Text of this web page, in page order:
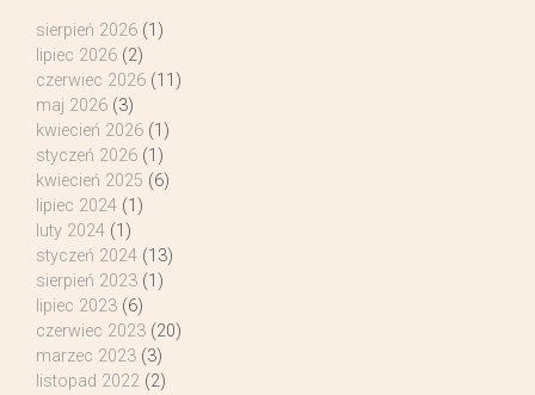
sierpień 2026 (1)
lipiec 2026 (2)
czerwiec 2026 (11)
maj 2026 (3)
kwiecień 2026 (1)
styczeń 2026 (1)
kwiecień 2025 (6)
lipiec 2024 (1)
luty 2024 (1)
styczeń 2024 (13)
sierpień 2023 (1)
lipiec 2023 (6)
czerwiec 2023 (20)
marzec 2023 (3)
listopad 2022 (2)